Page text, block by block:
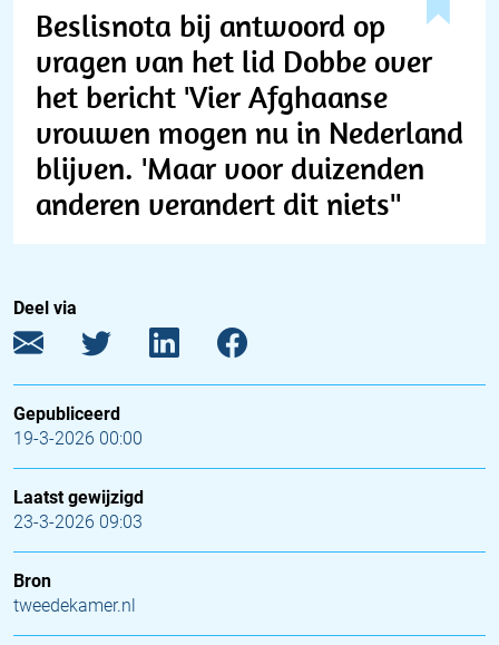
Beslisnota bij antwoord op
vragen van het lid Dobbe over
het bericht 'Vier Afghaanse
vrouwen mogen nu in Nederland
blijven. 'Maar voor duizenden
anderen verandert dit niets''
Deel via
Gepubliceerd
19-3-2026 00:00
Laatst gewijzigd
23-3-2026 09:03
Bron
tweedekamer.nl